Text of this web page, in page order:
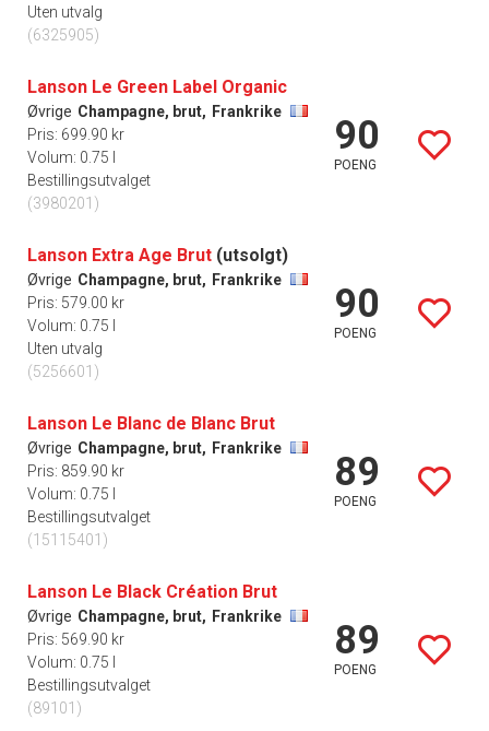
Uten utvalg
(6325905)
Lanson Le Green Label Organic
Øvrige Champagne, brut, Frankrike
Pris: 699.90 kr
Volum: 0.75 l
Bestillingsutvalget
(3980201)
90
POENG
Lanson Extra Age Brut (utsolgt)
Øvrige Champagne, brut, Frankrike
Pris: 579.00 kr
Volum: 0.75 l
Uten utvalg
(5256601)
90
POENG
Lanson Le Blanc de Blanc Brut
Øvrige Champagne, brut, Frankrike
Pris: 859.90 kr
Volum: 0.75 l
Bestillingsutvalget
(15115401)
89
POENG
Lanson Le Black Création Brut
Øvrige Champagne, brut, Frankrike
Pris: 569.90 kr
Volum: 0.75 l
Bestillingsutvalget
(89101)
89
POENG